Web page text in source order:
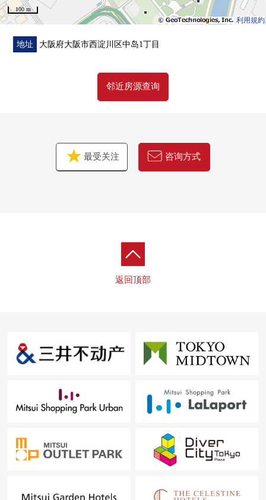
利用規約
100 m
地址 大阪府大阪市西淀川区中岛1丁目
邻近房源查询
最受关注 咨询方式
返回顶部